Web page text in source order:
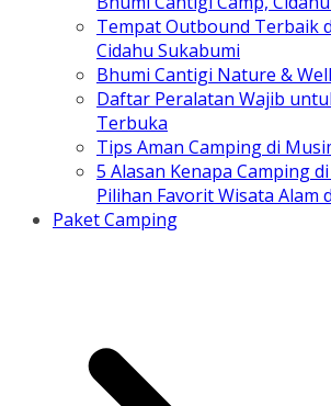
Tempat Outbound Terbaik
Cidahu Sukabumi
Bhumi Cantigi Nature &
Daftar Peralatan Wajib
Terbuka
Tips Aman Camping di
5 Alasan Kenapa Camping
Pilihan Favorit Wisata Alam
Paket Camping